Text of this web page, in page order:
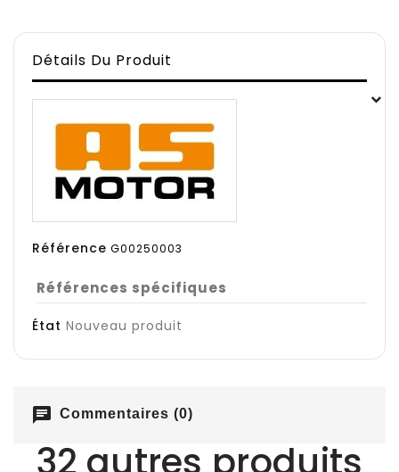
Détails Du Produit
Référence G00250003
Références spécifiques
État Nouveau produit
chat Commentaires (0)
32 autres produits